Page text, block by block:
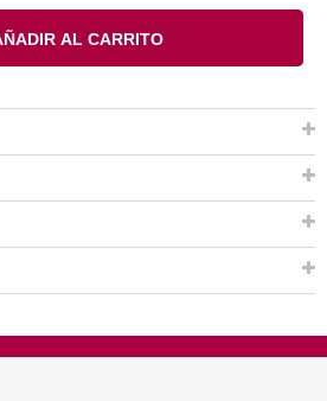
AL CARRITO